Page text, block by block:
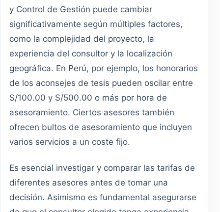
y Control de Gestión puede cambiar
significativamente según múltiples factores,
como la complejidad del proyecto, la
experiencia del consultor y la localización
geográfica. En Perú, por ejemplo, los honorarios
de los aconsejes de tesis pueden oscilar entre
S/100.00 y S/500.00 o más por hora de
asesoramiento. Ciertos asesores también
ofrecen bultos de asesoramiento que incluyen
varios servicios a un coste fijo.
Es esencial investigar y comparar las tarifas de
diferentes asesores antes de tomar una
decisión. Asimismo es fundamental asegurarse